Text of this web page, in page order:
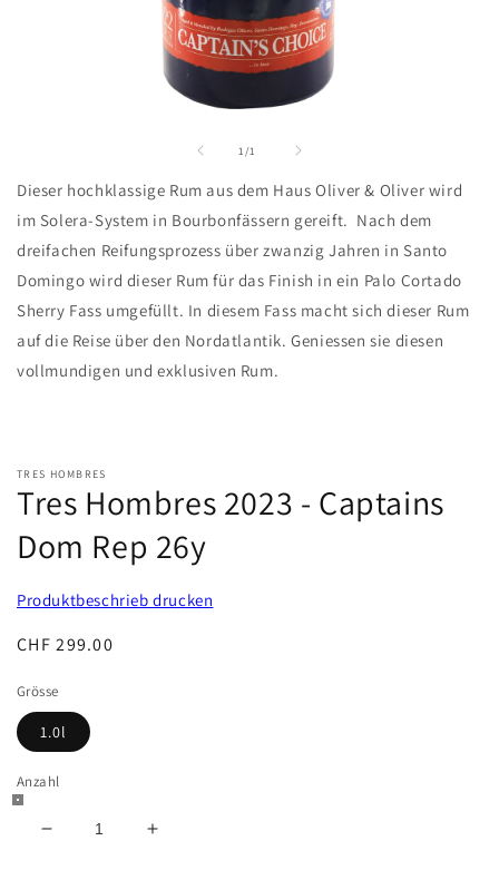
öffnen
1 /
von1
Dieser hochklassige Rum aus dem Haus Oliver & Oliver wird
im Solera-System in Bourbonfässern gereift. Nach dem
dreifachen Reifungsprozess über zwanzig Jahren in Santo
Domingo wird dieser Rum für das Finish in ein Palo Cortado
Sherry Fass umgefüllt. In diesem Fass macht sich dieser Rum
auf die Reise über den Nordatlantik. Geniessen sie diesen
vollmundigen und exklusiven Rum.
TRES HOMBRES
Tres Hombres 2023 - Captains
Dom Rep 26y
Produktbeschrieb drucken
Normaler
CHF 299.00
Grösse
1.0l
Anzahl
Verringere
Erhöhe